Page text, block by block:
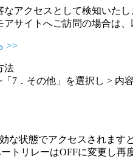
アクセスとして検知いたし
サイトへご訪問の場合は
>>
法
7．その他」を選択し > 内
な状態でアクセスされます
トリレーはOFFに変更し再